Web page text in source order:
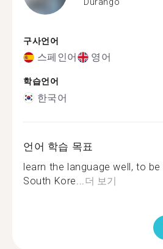
구사언어
스페인어 영어
학습언어
한국어
언어 학습 목표
learn the language well, to
South Kore... 더 보기